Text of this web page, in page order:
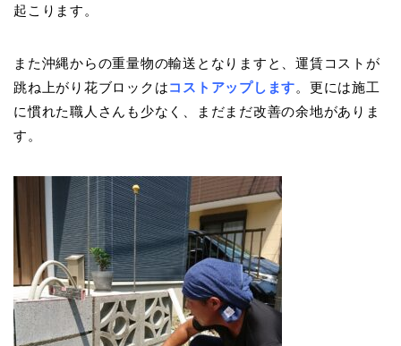
起こります。
また沖縄からの重量物の輸送となりますと、運賃コストが
跳ね上がり花ブロックはコストアップします。更には施工
に慣れた職人さんも少なく、まだまだ改善の余地がありま
す。